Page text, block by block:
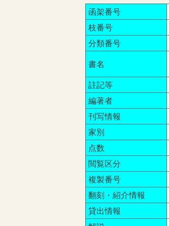
函架番号
枝番号
分類番号
書名
註記等
編著者
刊写情報
家別
点数
閲覧区分
複製番号
翻刻・紹介情報
貸出情報